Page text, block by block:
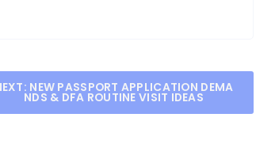
NEW PASSPORT APPLICATION DEMA
NDS & DFA ROUTINE VISIT IDEAS